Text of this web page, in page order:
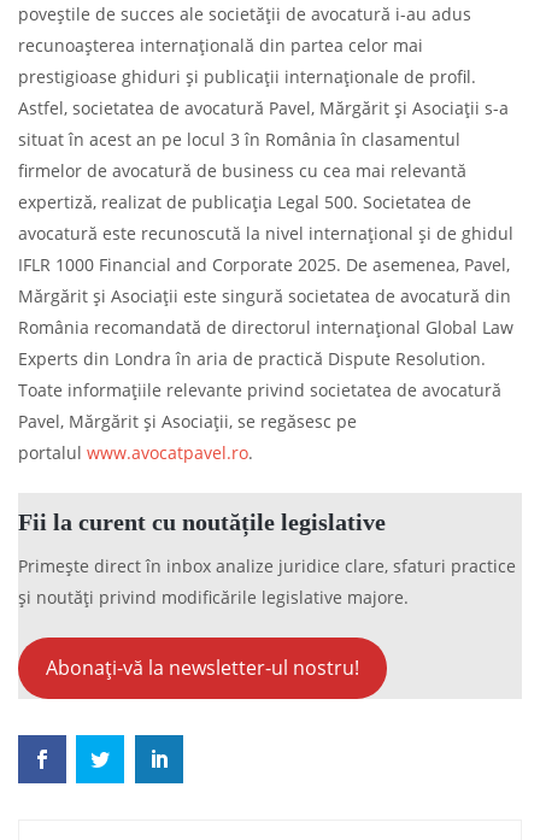
poveștile de succes ale societății de avocatură i-au adus
recunoașterea internațională din partea celor mai
prestigioase ghiduri și publicații internaționale de profil.
Astfel, societatea de avocatură Pavel, Mărgărit și Asociații s-a
situat în acest an pe locul 3 în România în clasamentul
firmelor de avocatură de business cu cea mai relevantă
expertiză, realizat de publicația Legal 500. Societatea de
avocatură este recunoscută la nivel internațional și de ghidul
IFLR 1000 Financial and Corporate 2025. De asemenea, Pavel,
Mărgărit și Asociații este singură societatea de avocatură din
România recomandată de directorul internațional Global Law
Experts din Londra în aria de practică Dispute Resolution.
Toate informațiile relevante privind societatea de avocatură
Pavel, Mărgărit și Asociații, se regăsesc pe
portalul www.avocatpavel.ro.
Fii la curent cu noutățile legislative
Primește direct în inbox analize juridice clare, sfaturi practice
și noutăți privind modificările legislative majore.
Abonați-vă la newsletter-ul nostru!